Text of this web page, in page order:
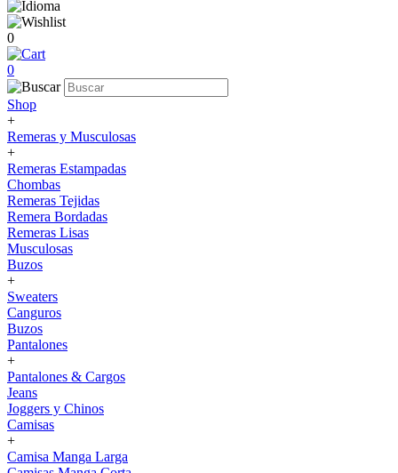
0
0
Shop
+
Remeras y Musculosas
+
Remeras Estampadas
Chombas
Remeras Tejidas
Remera Bordadas
Remeras Lisas
Musculosas
Buzos
+
Sweaters
Canguros
Buzos
Pantalones
+
Pantalones & Cargos
Jeans
Joggers y Chinos
Camisas
+
Camisa Manga Larga